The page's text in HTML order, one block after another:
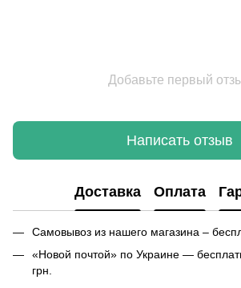
Добавьте первый
Написать отзыв
Доставка Оплата
Самовывоз из нашего магазина –
«Новой почтой» по Украине —
грн.